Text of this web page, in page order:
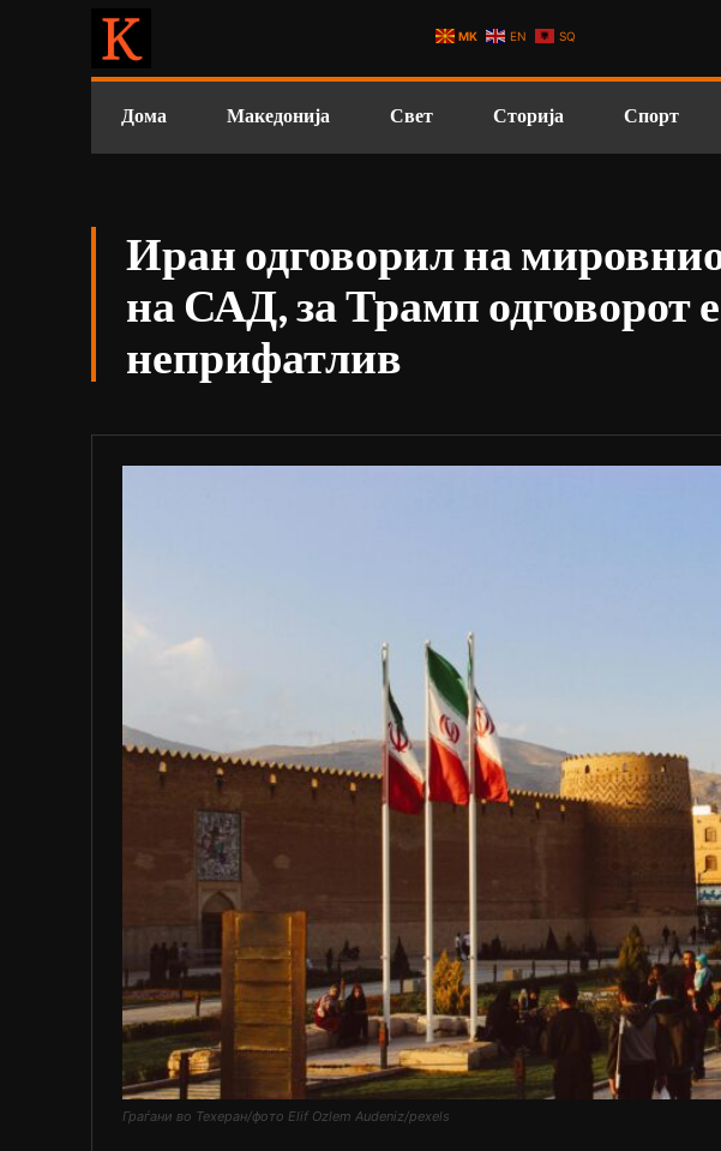
Дома Македонија Свет Сторија Спорт
Иран одговорил на
на САД, за Трамп одговорот е
неприфатлив
Граѓани во Техеран/фото Elif Ozlem Audeniz/pexels
MK EN SQ